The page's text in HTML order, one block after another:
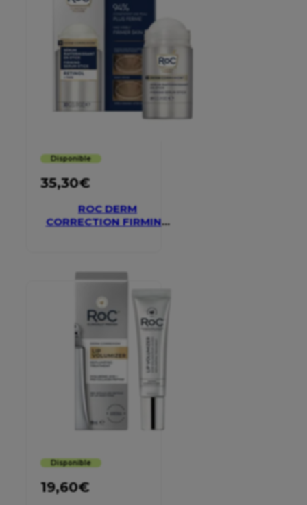
Disponible
35,30€
ROC DERM
CORRECTION FIRMING
Disponible
19,60€